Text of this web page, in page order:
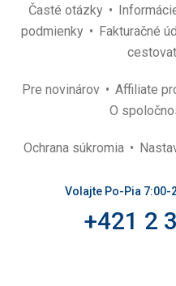
Časté otázky
podmienky
Fakturačné
Pre novinárov Affiliate
O
Ochrana súkromia
Volajte Po-Pia 7:00-
+421 2